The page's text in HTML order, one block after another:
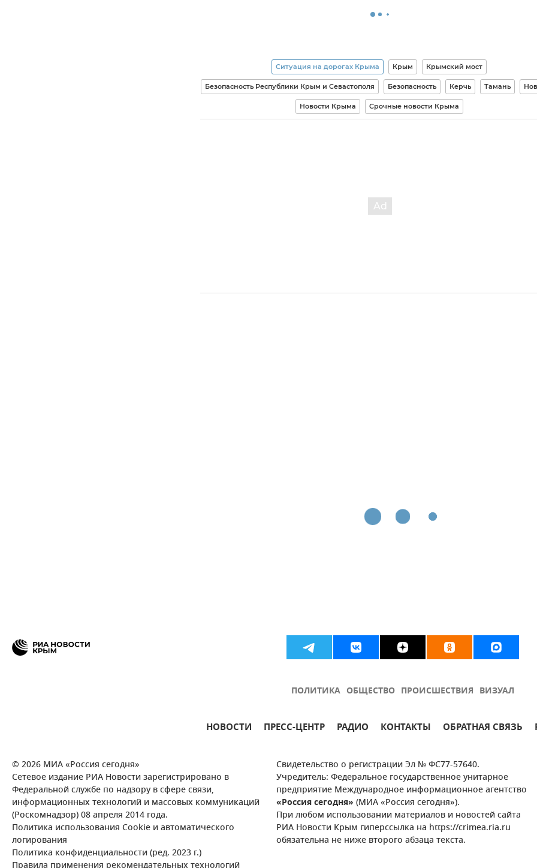
Ситуация на дорогах Крыма Крым Крымский мост
Безопасность Республики Крым и Севастополя Безопасность Керчь Тамань
Новости Крыма Срочные новости Крыма
ПОЛИТИКА ОБЩЕСТВО ПРОИСШЕСТВИЯ ВИЗУАЛ
НОВОСТИ ПРЕСС-ЦЕНТР РАДИО КОНТАКТЫ ОБРАТНАЯ СВЯЗЬ
© 2026 МИА «Россия сегодня»
Сетевое издание РИА Новости зарегистрировано в
Федеральной службе по надзору в сфере связи,
информационных технологий и массовых коммуникаций
(Роскомнадзор) 08 апреля 2014 года.
Политика использования Cookie и автоматического
логирования
Политика конфиденциальности (ред. 2023 г.)
Свидетельство о регистрации Эл № ФС77-57640.
Учредитель: Федеральное государственное унитарное
предприятие Международное информационное агентство
«Россия сегодня» (МИА «Россия сегодня»).
При любом использовании материалов и новостей сайта
РИА Новости Крым гиперссылка на https://crimea.ria.ru
обязательна не ниже второго абзаца текста.